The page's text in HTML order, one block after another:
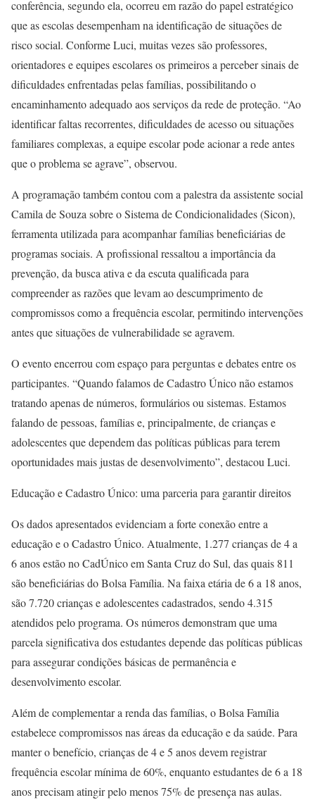
conferência, segundo ela, ocorreu em razão do papel estratégico
que as escolas desempenham na identificação de situações de
risco social. Conforme Luci, muitas vezes são professores,
orientadores e equipes escolares os primeiros a perceber sinais de
dificuldades enfrentadas pelas famílias, possibilitando o
encaminhamento adequado aos serviços da rede de proteção. “Ao
identificar faltas recorrentes, dificuldades de acesso ou situações
familiares complexas, a equipe escolar pode acionar a rede antes
que o problema se agrave”, observou.
A programação também contou com a palestra da assistente social
Camila de Souza sobre o Sistema de Condicionalidades (Sicon),
ferramenta utilizada para acompanhar famílias beneficiárias de
programas sociais. A profissional ressaltou a importância da
prevenção, da busca ativa e da escuta qualificada para
compreender as razões que levam ao descumprimento de
compromissos como a frequência escolar, permitindo intervenções
antes que situações de vulnerabilidade se agravem.
O evento encerrou com espaço para perguntas e debates entre os
participantes. “Quando falamos de Cadastro Único não estamos
tratando apenas de números, formulários ou sistemas. Estamos
falando de pessoas, famílias e, principalmente, de crianças e
adolescentes que dependem das políticas públicas para terem
oportunidades mais justas de desenvolvimento”, destacou Luci.
Educação e Cadastro Único: uma parceria para garantir direitos
Os dados apresentados evidenciam a forte conexão entre a
educação e o Cadastro Único. Atualmente, 1.277 crianças de 4 a
6 anos estão no CadÚnico em Santa Cruz do Sul, das quais 811
são beneficiárias do Bolsa Família. Na faixa etária de 6 a 18 anos,
são 7.720 crianças e adolescentes cadastrados, sendo 4.315
atendidos pelo programa. Os números demonstram que uma
parcela significativa dos estudantes depende das políticas públicas
para assegurar condições básicas de permanência e
desenvolvimento escolar.
Além de complementar a renda das famílias, o Bolsa Família
estabelece compromissos nas áreas da educação e da saúde. Para
manter o benefício, crianças de 4 e 5 anos devem registrar
frequência escolar mínima de 60%, enquanto estudantes de 6 a 18
anos precisam atingir pelo menos 75% de presença nas aulas.